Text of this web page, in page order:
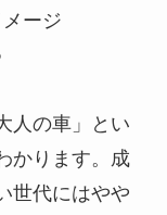
ージ
人の車」とい
かります。成
世代にはやや